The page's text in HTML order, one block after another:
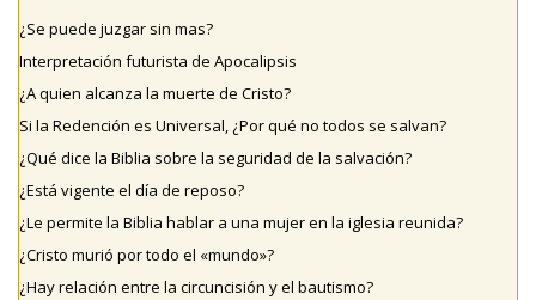
¿Se puede juzgar sin mas?
Interpretación futurista de Apocalipsis
¿A quien alcanza la muerte de Cristo?
Si la Redención es Universal, ¿Por qué no todos se salvan?
¿Qué dice la Biblia sobre la seguridad de la salvación?
¿Está vigente el día de reposo?
¿Le permite la Biblia hablar a una mujer en la iglesia reunida?
¿Cristo murió por todo el «mundo»?
¿Hay relación entre la circuncisión y el bautismo?